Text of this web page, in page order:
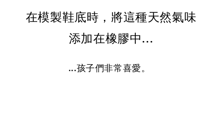
在模製鞋底時，將這種天然氣味
添加在橡膠中...
...孩子們非常喜愛。